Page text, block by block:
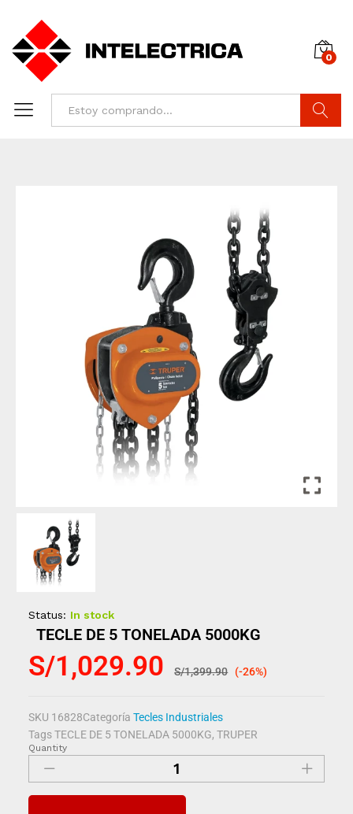
0
Status: In stock
TECLE DE 5 TONELADA 5000KG
S/1,029.90 S/1,399.90 (-26%)
SKU 16828Categoría Tecles Industriales
Tags TECLE DE 5 TONELADA 5000KG,TRUPER
Quantity